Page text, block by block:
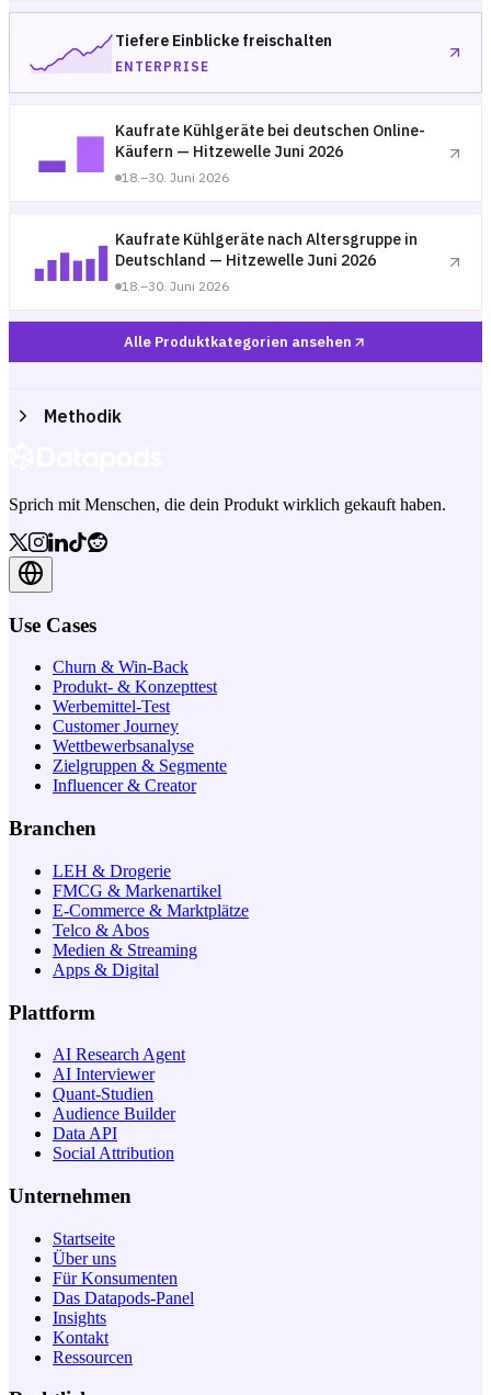
Tiefere Einblicke freischalten
ENTERPRISE
Kaufrate Kühlgeräte bei deutschen Online-
Käufern — Hitzewelle Juni 2026
18.–30. Juni 2026
Kaufrate Kühlgeräte nach Altersgruppe in
Deutschland — Hitzewelle Juni 2026
18.–30. Juni 2026
Alle Produktkategorien ansehen
Methodik
Sprich mit Menschen, die dein Produkt wirklich gekauft haben.
Use Cases
Churn & Win-Back
Produkt- & Konzepttest
Werbemittel-Test
Customer Journey
Wettbewerbsanalyse
Zielgruppen & Segmente
Influencer & Creator
Branchen
LEH & Drogerie
FMCG & Markenartikel
E-Commerce & Marktplätze
Telco & Abos
Medien & Streaming
Apps & Digital
Plattform
AI Research Agent
AI Interviewer
Quant-Studien
Audience Builder
Data API
Social Attribution
Unternehmen
Startseite
Über uns
Für Konsumenten
Das Datapods-Panel
Insights
Kontakt
Ressourcen